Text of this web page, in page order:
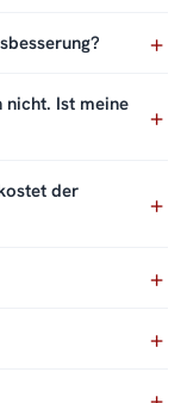
nicht. Ist meine
der